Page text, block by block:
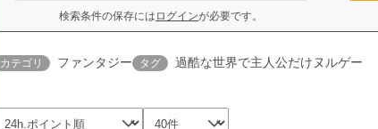
検索条件の保存には ログインが必要です。
カテゴリ ファンタジー タグ 過酷な世界で主人公だけヌルゲー